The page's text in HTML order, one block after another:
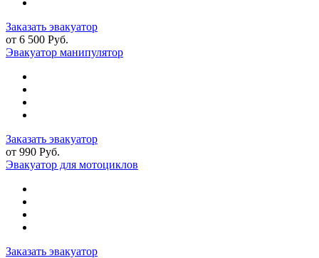
Заказать эвакуатор
от 6 500 Руб.
Эвакуатор манипулятор
Заказать эвакуатор
от 990 Руб.
Эвакуатор для мотоциклов
Заказать эвакуатор